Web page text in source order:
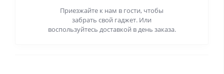
Приезжайте к нам в гости, чтобы
забрать свой гаджет. Или
воспользуйтесь доставкой в день заказа.